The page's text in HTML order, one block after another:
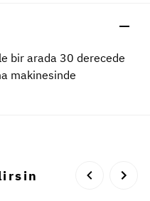
bir arada 30 derecede
makinesinde